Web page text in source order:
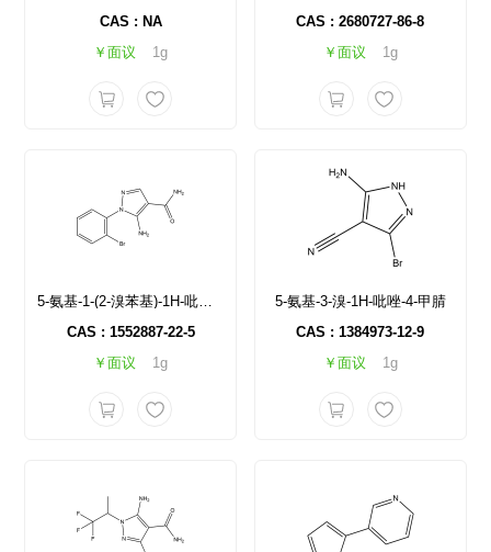
CAS : NA
￥面议
1g
CAS : 2680727-86-8
￥面议
1g
5-氨基-1-(2-溴苯基)-1H-吡唑-4-甲酰胺
CAS : 1552887-22-5
￥面议
1g
5-氨基-3-溴-1H-吡唑-4-甲腈
CAS : 1384973-12-9
￥面议
1g